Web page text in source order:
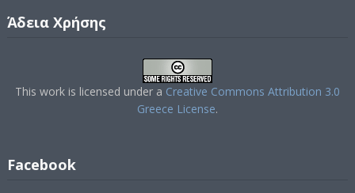
Άδεια Χρήσης
This work is licensed under a Creative Commons Attribution 3.0
Greece License.
Facebook